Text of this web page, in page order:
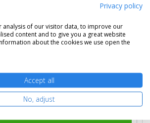
75 390 Ft (bruttó 95 745 Ft) / db
Ingyenes szállítás
Privacy policy
analysis of our visitor data, to improve our
content and to give you a great website
about the cookies we use open the
Accept all
No, adjust